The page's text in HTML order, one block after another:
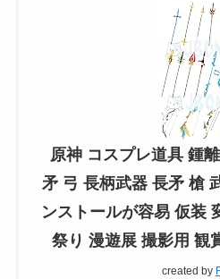
原神 コスプレ道具 鍾
矛 弓 長柄武器 長矛 槍
ンストールが容易 仮装
祭り 漫遊展 撮影用 観
created by